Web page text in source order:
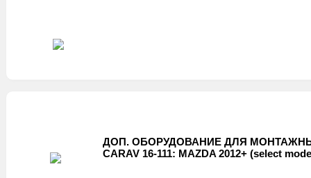
ДОП. ОБОРУДОВАНИЕ ДЛЯ
CARAV 16-111: MAZDA 2012+ (select